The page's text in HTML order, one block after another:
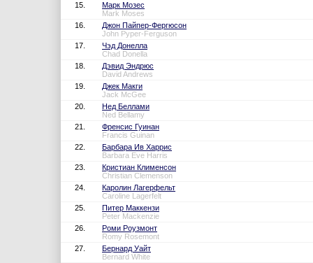
15.
Марк Мозес
Mark Moses
16.
Джон Пайпер-Фергюсон
John Pyper-Ferguson
17.
Чэд Донелла
Chad Donella
18.
Дэвид Эндрюс
David Andrews
19.
Джек Макги
Jack McGee
20.
Нед Беллами
Ned Bellamy
21.
Френсис Гуинан
Francis Guinan
22.
Барбара Ив Харрис
Barbara Eve Harris
23.
Кристиан Клименсон
Christian Clemenson
24.
Каролин Лагерфельт
Caroline Lagerfelt
25.
Питер Маккензи
Peter Mackenzie
26.
Роми Роузмонт
Romy Rosemont
27.
Бернард Уайт
Bernard White